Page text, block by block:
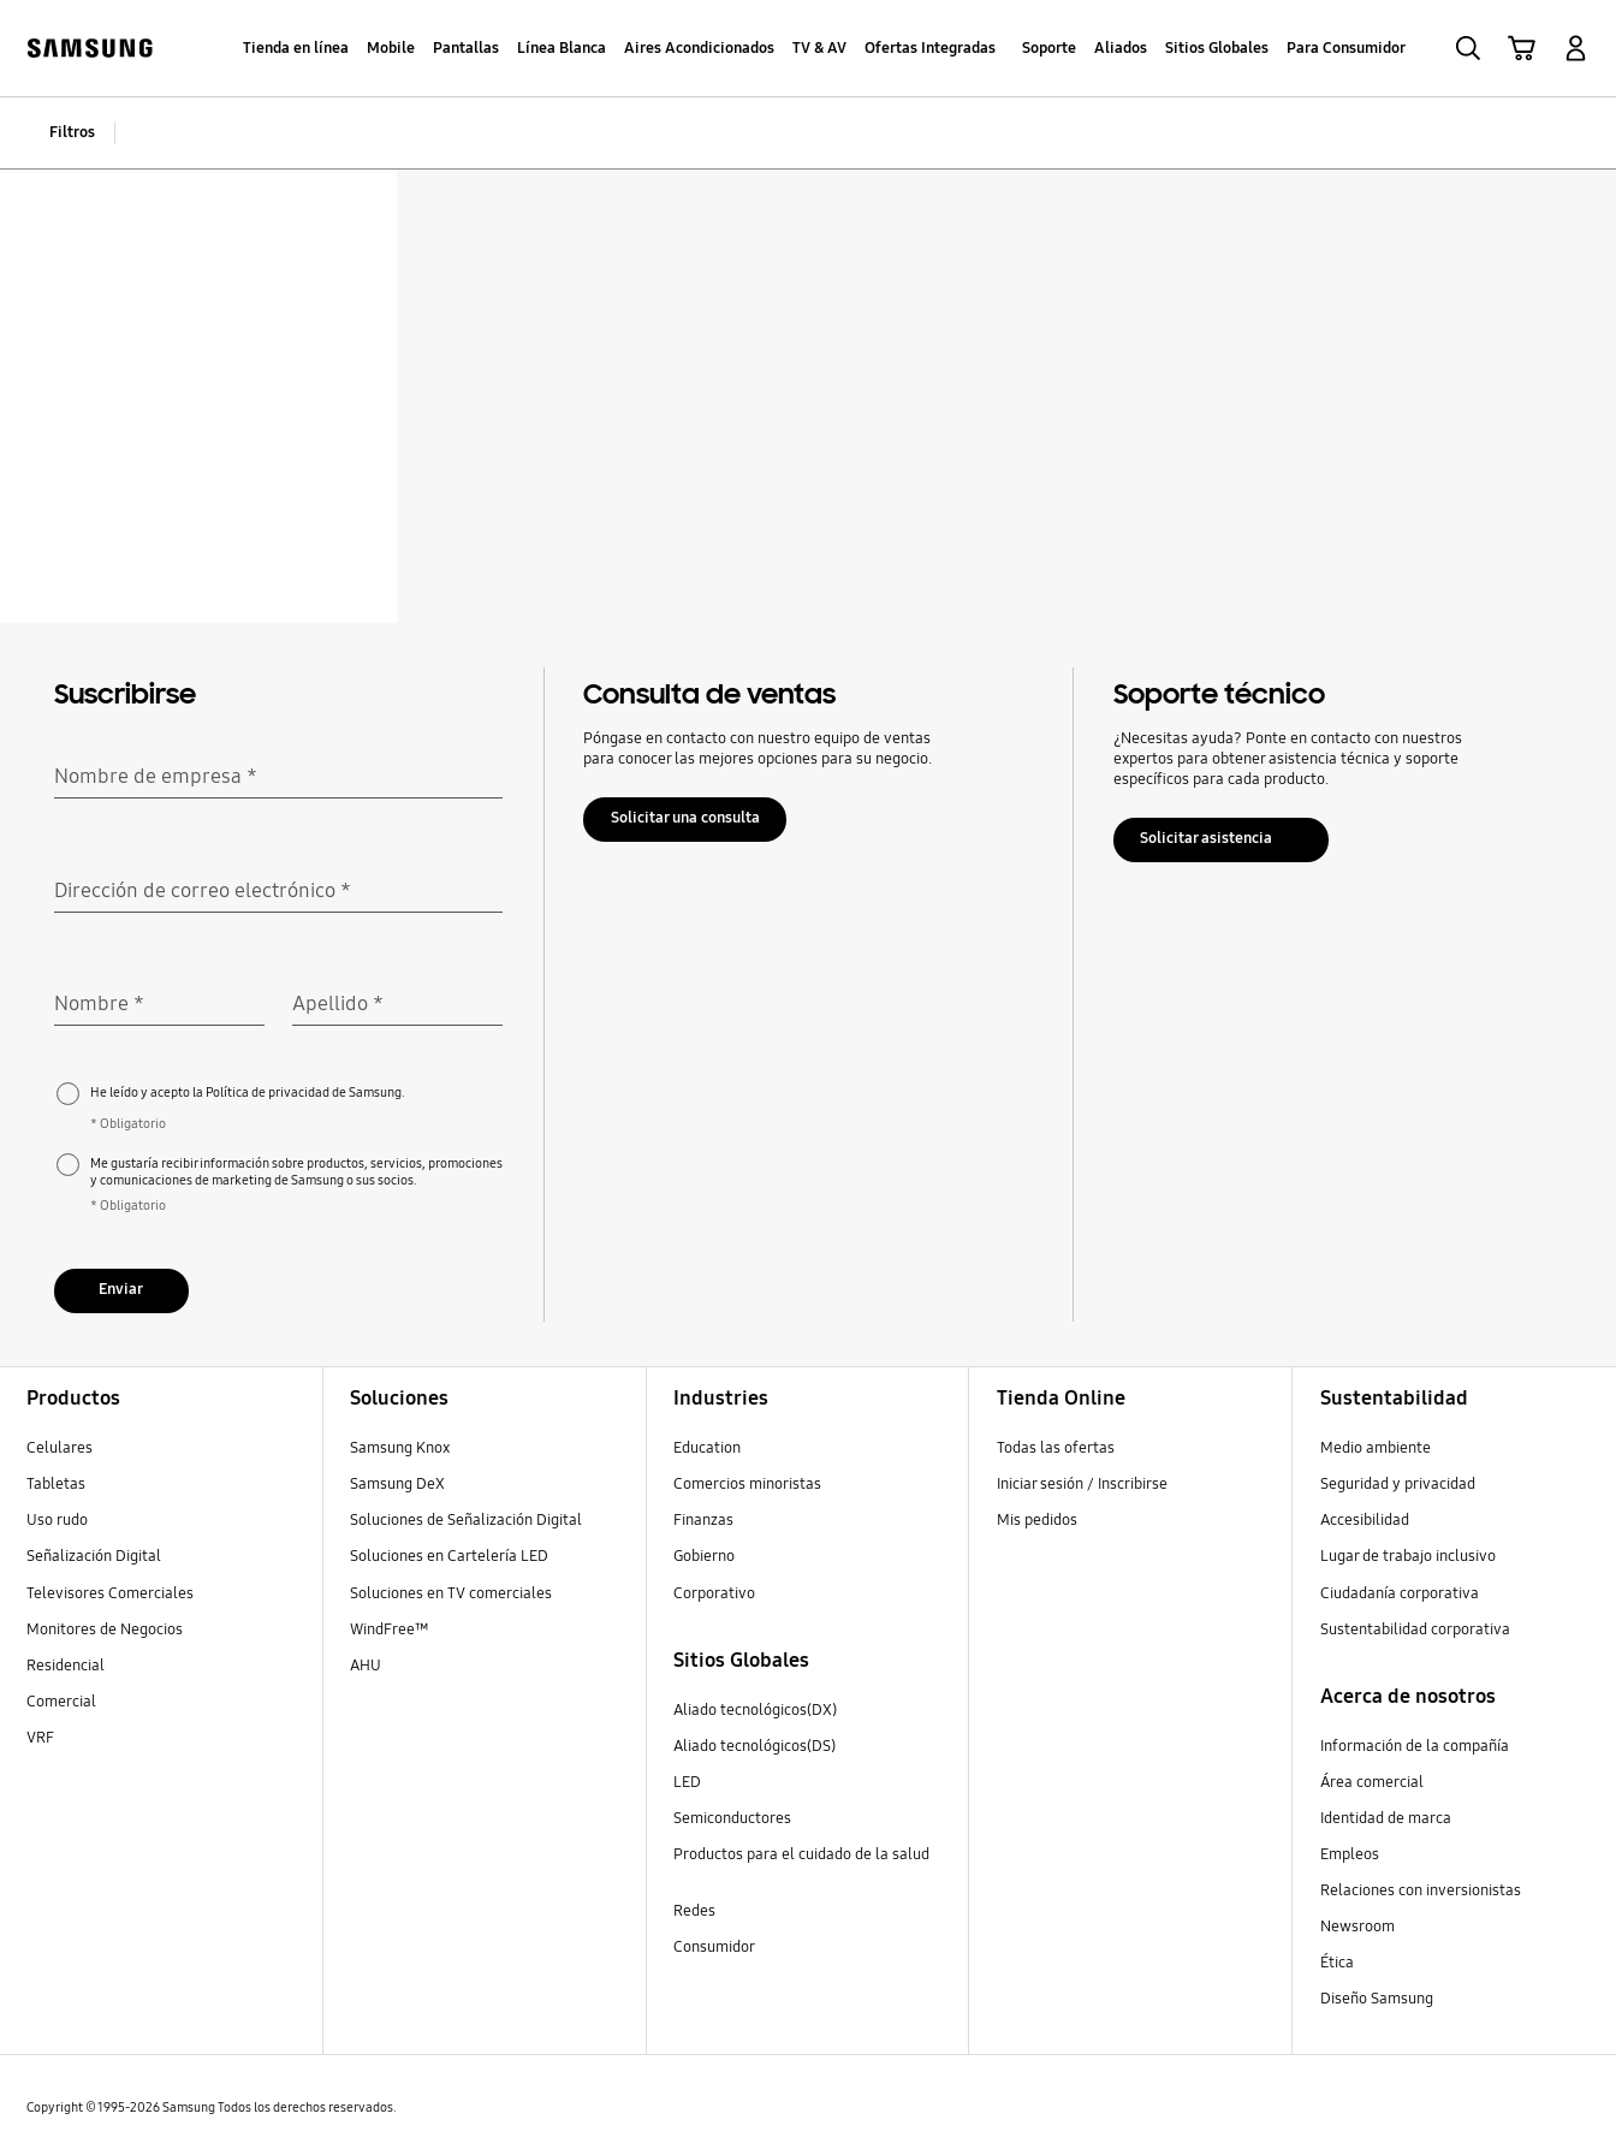
content
Tienda en línea Mobile Pantallas Línea Blanca Aires Acondicionados TV & AV Ofertas Integradas Soporte Aliados Sitios Globales Para Consumidor
Filtros
Suscribirse
Nombre de empresa *
Dirección de correo electrónico *
Nombre * Apellido *
He leído y acepto la Política de privacidad de Samsung.
* Obligatorio
Me gustaría recibir información sobre productos, servicios, promociones
y comunicaciones de marketing de Samsung o sus socios.
* Obligatorio
Enviar
Consulta de ventas
Póngase en contacto con nuestro equipo de ventas
para conocer las mejores opciones para su negocio.
Solicitar una consulta
Soporte técnico
¿Necesitas ayuda? Ponte en contacto con nuestros
expertos para obtener asistencia técnica y soporte
específicos para cada producto.
Solicitar asistencia
Productos
Celulares
Tabletas
Uso rudo
Señalización Digital
Televisores Comerciales
Monitores de Negocios
Residencial
Comercial
VRF
Soluciones
Samsung Knox
Samsung DeX
Soluciones de Señalización Digital
Soluciones en Cartelería LED
Soluciones en TV comerciales
WindFree™
AHU
Industries
Education
Comercios minoristas
Finanzas
Gobierno
Corporativo
Sitios Globales
Aliado tecnológicos(DX)
Aliado tecnológicos(DS)
LED
Semiconductores
Productos para el cuidado de la salud
Redes
Consumidor
Tienda Online
Todas las ofertas
Iniciar sesión / Inscribirse
Mis pedidos
Sustentabilidad
Medio ambiente
Seguridad y privacidad
Accesibilidad
Lugar de trabajo inclusivo
Ciudadanía corporativa
Sustentabilidad corporativa
Acerca de nosotros
Información de la compañía
Área comercial
Identidad de marca
Empleos
Relaciones con inversionistas
Newsroom
Ética
Diseño Samsung
Copyright © 1995-2026 Samsung Todos los derechos reservados.